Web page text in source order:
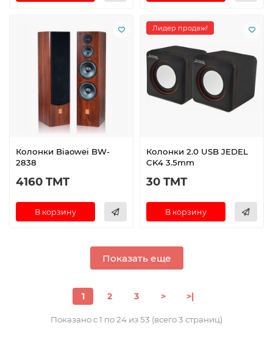
Колонки Biaowei BW-
2838
4160 TMT
В корзину
Лидер продаж!
Колонки 2.0 USB JEDEL
CK4 3.5mm
30 TMT
В корзину
Показать еще
1 2 3 > >|
Показано с 1 по 24 из 53 (всего 3 страниц)